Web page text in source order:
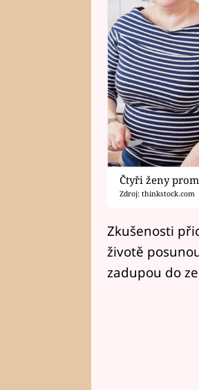
Čtyři ženy
Zdroj: thinkstock.com
Zkušenosti
životě
zadupou do